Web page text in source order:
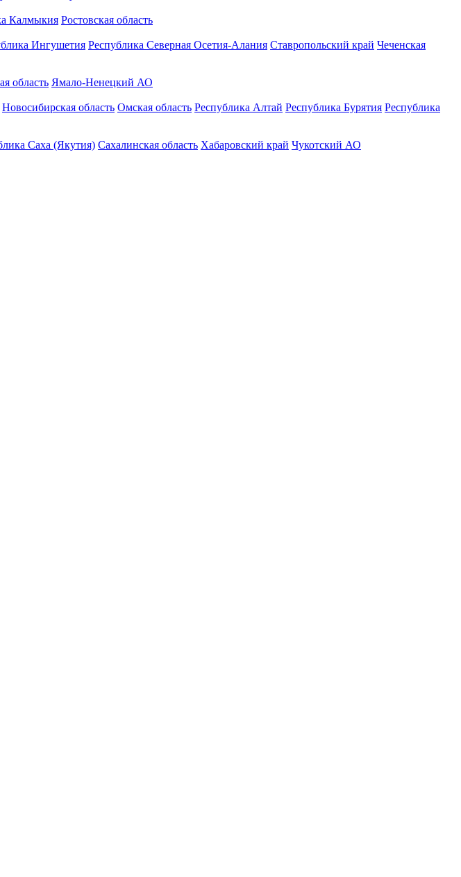
Калмыкия Ростовская область
Ингушетия Республика Северная Осетия-Алания Ставропольский край Чеченская
область Ямало-Ненецкий АО
Новосибирская область Омская область Республика Алтай Республика Бурятия Республика
Саха (Якутия) Сахалинская область Хабаровский край Чукотский АО